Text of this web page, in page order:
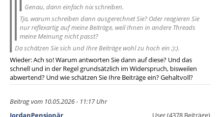
Genau, dann einfach nix schreiben.
Tja, warum schreiben dann ausgerechnet Sie? Oder reagieren Sie
nur reflexartig auf meine Beiträge, weil Ihnen in andere Threads
meine Meinung nicht passt?
Da schätzen Sie sich und Ihre Beiträge wohl zu hoch ein ;):).
Wieder: Ach so! Warum antworten Sie dann auf diese? Und das
schnell und in der Regel grundsätzlich im Widerspruch, bisweilen
abwertend? Und wie schätzen Sie Ihre Beiträge ein? Gehaltvoll?
Beitrag vom 10.05.2026 - 11:17 Uhr
JordanPensionär
User (4378 Beiträge)